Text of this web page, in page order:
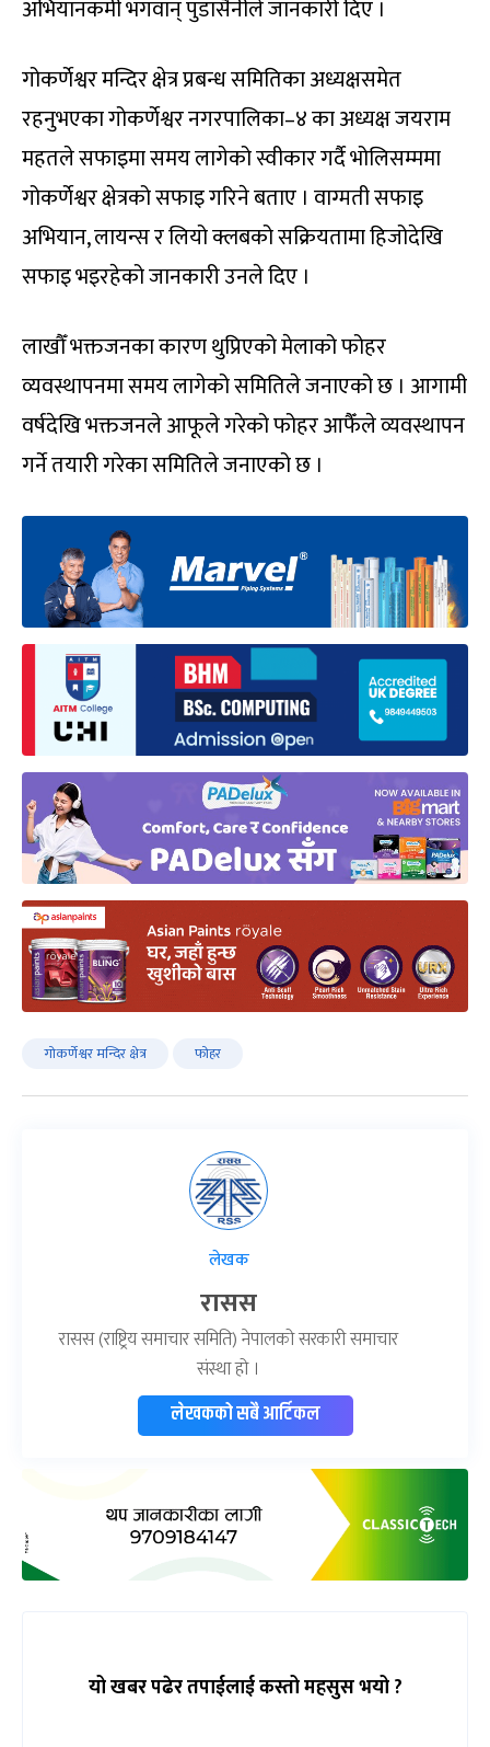
अभियानकर्मी भगवान् पुडासैनीले जानकारी दिए ।
गोकर्णेश्वर मन्दिर क्षेत्र प्रबन्ध समितिका अध्यक्षसमेत
रहनुभएका गोकर्णेश्वर नगरपालिका–४ का अध्यक्ष जयराम
महतले सफाइमा समय लागेको स्वीकार गर्दै भोलिसम्ममा
गोकर्णेश्वर क्षेत्रको सफाइ गरिने बताए । वाग्मती सफाइ
अभियान, लायन्स र लियो क्लबको सक्रियतामा हिजोदेखि
सफाइ भइरहेको जानकारी उनले दिए ।
लाखौँ भक्तजनका कारण थुप्रिएको मेलाको फोहर
व्यवस्थापनमा समय लागेको समितिले जनाएको छ । आगामी
वर्षदेखि भक्तजनले आफूले गरेको फोहर आफैँले व्यवस्थापन
गर्ने तयारी गरेका समितिले जनाएको छ ।
गोकर्णेश्वर मन्दिर क्षेत्र फोहर
लेखक
रासस
रासस (राष्ट्रिय समाचार समिति) नेपालको सरकारी समाचार
संस्था हो ।
लेखकको सबै आर्टिकल
यो खबर पढेर तपाईलाई कस्तो महसुस भयो ?